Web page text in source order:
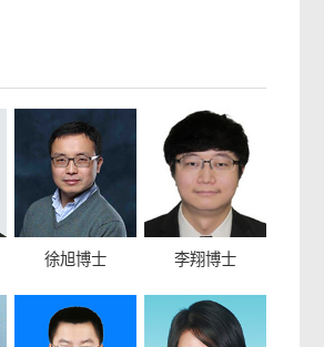
徐旭博士 李翔博士